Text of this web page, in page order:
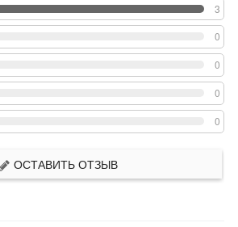
3
0
0
0
0
ОСТАВИТЬ ОТЗЫВ